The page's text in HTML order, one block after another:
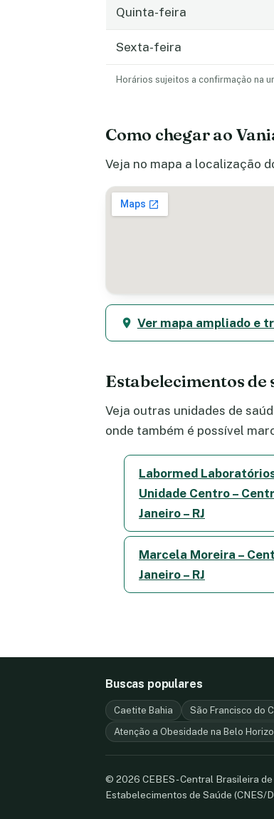
Quinta-feira
Sexta-feira
Horários sujeitos a confirmação na
Como chegar ao
Veja no mapa a localização
Ver mapa ampliado e
Estabelecimentos de
Veja outras unidades de
onde também é possível
Labormed
Unidade Centro –
Janeiro – RJ
Marcela Moreira –
Janeiro – RJ
Buscas populares
Caetite Bahia São Francisco do
Atenção a Obesidade na Belo
© 2026 CEBES - Central Brasileira
Estabelecimentos de Saúde (CNES/